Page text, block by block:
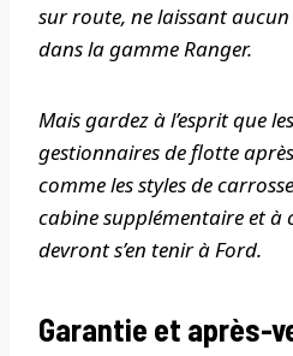
sur route, ne laissant
dans la gamme Ranger.
Mais gardez à l’esprit que
gestionnaires de flotte
comme les styles de
cabine supplémentaire et à
devront s’en tenir à Ford.
Garantie et après-